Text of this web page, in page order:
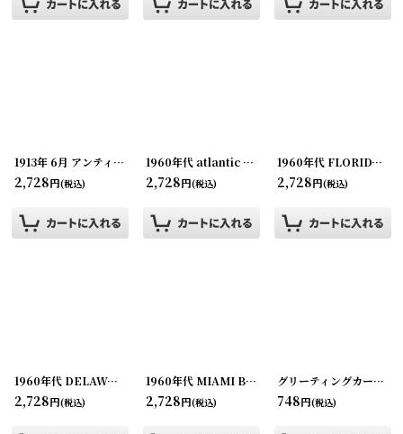
1913年 6月 アンティークアドバタイジング カレンダー・ビューバー [
2,728円(税込)
1960年代 atlantic city N.J. スーべニールカード souvenir Postcard and Booklet
2,728円(税込)
1960年代 FLORIDA スーべニールカード souvenir Postcard and Booklet
2,728円(税込)
1960年代 DELAWARE スーべニールカード souvenir Postcard and Booklet
2,728円(税込)
1960年代 MIAMI BEACH スーべニールカード souvenir Postcard and Booklet
2,728円(税込)
グリーティングカード・ビンテージカード
748円(税込)